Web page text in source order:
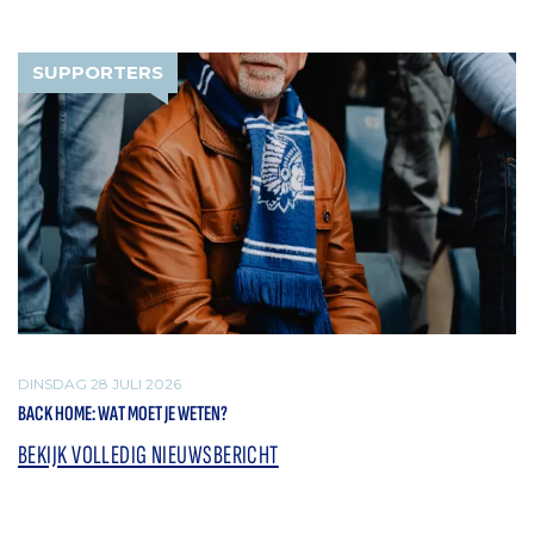
SUPPORTERS
DINSDAG 28 JULI 2026
BACK HOME: WAT MOET JE WETEN?
BEKIJK VOLLEDIG NIEUWSBERICHT